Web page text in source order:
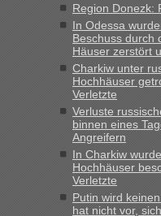
Recht, Visa und
gebrauchter Kleidung
„Hallo Leute, ich weiß
Anfrage. Ich möchte 4
Straßen Kleidung bei der
mitnehmen. Es ist
Berichte und
Grenzübergang
schnellsten?
„Wir sind mit unserem
15.6. in Krakovets rüber.
Früh. Mit sehr sehr wenig
Region Donezk:
In Odessa
Beschuss durch
Häuser zerstört
Charkiw unter
Hochhäuser
Verletzte
Verluste
binnen eines
Angreifern
In Charkiw
Hochhäuser
Verletzte
Putin wird
hat nicht vor,